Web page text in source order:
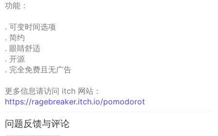
功能：
. 可变时间选项
. 简约
. 眼睛舒适
. 开源
. 完全免费且无广告
更多信息请访问 itch 网站：
https://ragebreaker.itch.io/pomodorot
问题反馈与评论